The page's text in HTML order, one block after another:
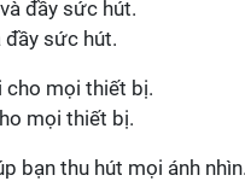
đầy sức hút.
mọi thiết bị.